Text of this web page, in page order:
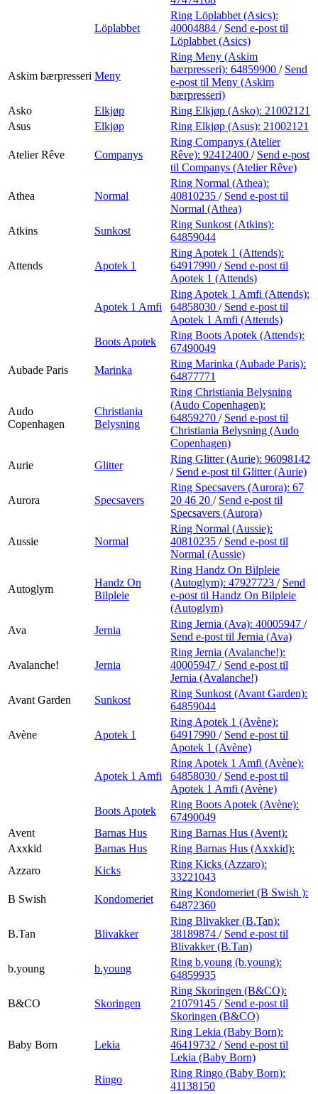
Löplabbet
Ring Löplabbet (Asics):
40004884 / Send e-post til
Löplabbet (Asics)
Askim bærpresseri Meny
Ring Meny (Askim
bærpresseri): 64859900 / Send
e-post til Meny (Askim
bærpresseri)
Asko
Elkjøp Ring Elkjøp (Asko): 21002121
Asus
Elkjøp Ring Elkjøp (Asus): 21002121
Atelier Rêve Companys
Ring Companys (Atelier
Rêve): 92412400 / Send e-post
til Companys (Atelier Rêve)
Athea Normal
Ring Normal (Athea):
40810235 / Send e-post til
Normal (Athea)
Atkins
Sunkost
Ring Sunkost (Atkins):
64859044
Attends Apotek 1
Ring Apotek 1 (Attends):
64917990 / Send e-post til
Apotek 1 (Attends)
Apotek 1 Amfi
Ring Apotek 1 Amfi (Attends):
64858030 / Send e-post til
Apotek 1 Amfi (Attends)
Boots Apotek
Ring Boots Apotek (Attends):
67490049
Aubade Paris
Marinka
Ring Marinka (Aubade Paris):
64877771
Audo
Copenhagen
Christiania
Belysning
Ring Christiania Belysning
(Audo Copenhagen):
64859270 / Send e-post til
Christiania Belysning (Audo
Copenhagen)
Aurie
Glitter
Ring Glitter (Aurie): 96098142
/ Send e-post til Glitter (Aurie)
Aurora Specsavers
Ring Specsavers (Aurora): 67
20 46 20 / Send e-post til
Specsavers (Aurora)
Aussie Normal
Ring Normal (Aussie):
40810235 / Send e-post til
Normal (Aussie)
Autoglym
Handz On
Bilpleie
Ring Handz On Bilpleie
(Autoglym): 47927723 / Send
e-post til Handz On Bilpleie
(Autoglym)
Ava
Jernia
Ring Jernia (Ava): 40005947 /
Send e-post til Jernia (Ava)
Avalanche! Jernia
Ring Jernia (Avalanche!):
40005947 / Send e-post til
Jernia (Avalanche!)
Avant Garden
Sunkost
Ring Sunkost (Avant Garden):
64859044
Avène Apotek 1
Ring Apotek 1 (Avène):
64917990 / Send e-post til
Apotek 1 (Avène)
Apotek 1 Amfi
Ring Apotek 1 Amfi (Avène):
64858030 / Send e-post til
Apotek 1 Amfi (Avène)
Boots Apotek
Ring Boots Apotek (Avène):
67490049
Avent
Barnas Hus
Ring Barnas Hus (Avent):
Axxkid
Barnas Hus
Ring Barnas Hus (Axxkid):
Azzaro
Kicks
Ring Kicks (Azzaro):
33221043
B Swish
Kondomeriet
Ring Kondomeriet (B Swish ):
64872360
B.Tan Blivakker
Ring Blivakker (B.Tan):
38189874 / Send e-post til
Blivakker (B.Tan)
b.young
b.young
Ring b.young (b.young):
64859935
B&CO Skoringen
Ring Skoringen (B&CO):
21079145 / Send e-post til
Skoringen (B&CO)
Baby Born Lekia
Ring Lekia (Baby Born):
46419732 / Send e-post til
Lekia (Baby Born)
Ringo
Ring Ringo (Baby Born):
41138150